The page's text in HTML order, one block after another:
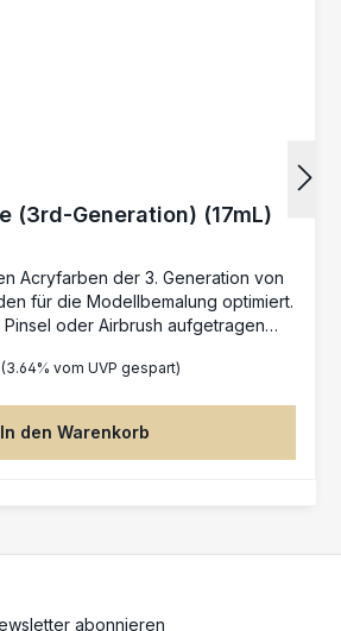
(3rd-Generation) (17mL)
Acryfarben der 3. Generation von
für die Modellbemalung optimiert.
Pinsel oder Airbrush aufgetragen
(3.64% vom UVP gespart)
In den Warenkorb
abonnieren